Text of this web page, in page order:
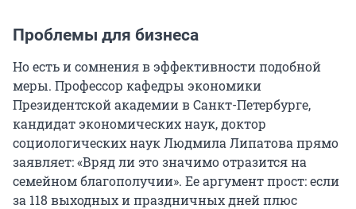
Проблемы для бизнеса
Но есть и сомнения в эффективности подобной
меры. Профессор кафедры экономики
Президентской академии в Санкт-Петербурге,
кандидат экономических наук, доктор
социологических наук Людмила Липатова прямо
заявляет: «Вряд ли это значимо отразится на
семейном благополучии». Ее аргумент прост: если
за 118 выходных и праздничных дней плюс